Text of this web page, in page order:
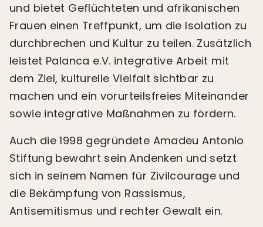
und bietet Geflüchteten und afrikanischen
Frauen einen Treffpunkt, um die Isolation zu
durchbrechen und Kultur zu teilen. Zusätzlich
leistet Palanca e.V. integrative Arbeit mit
dem Ziel, kulturelle Vielfalt sichtbar zu
machen und ein vorurteilsfreies Miteinander
sowie integrative Maßnahmen zu fördern.
Auch die 1998 gegründete Amadeu Antonio
Stiftung bewahrt sein Andenken und setzt
sich in seinem Namen für Zivilcourage und
die Bekämpfung von Rassismus,
Antisemitismus und rechter Gewalt ein.